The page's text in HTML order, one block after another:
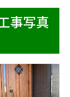
事写真